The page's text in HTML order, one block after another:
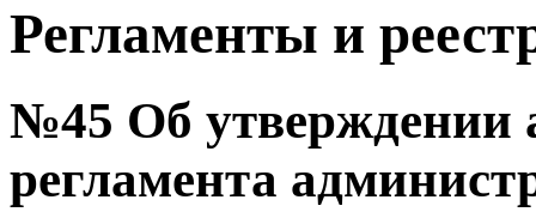
Регламенты и
№45 Об утверждении
регламента